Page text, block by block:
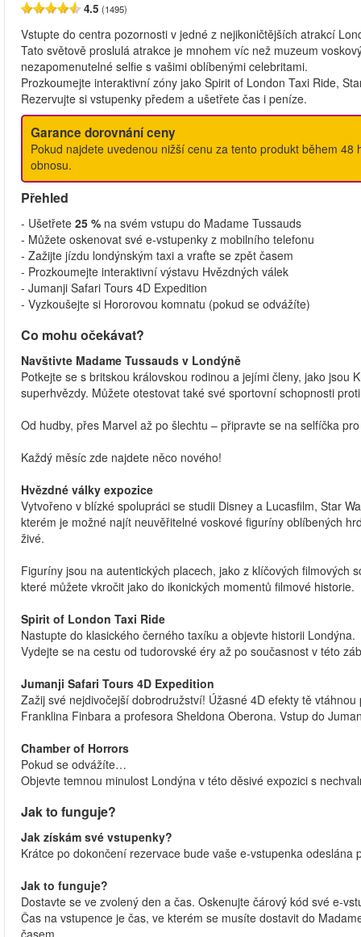
4.5 (1495)
Vstupte do centra pozornosti v jedné z nejikoničtějších atrakcí
Tato světově proslulá atrakce je mnohem víc než muzeum
nezapomenutelné selfie s vašimi oblíbenými celebritami.
Prozkoumejte interaktivní zóny jako Spirit of London Taxi Ride,
Rezervujte si vstupenky předem a ušetřete čas i peníze.
Garance dorovnání ceny
Pokud najdete uvedenou nižší cenu za tento produkt během
obnosu.
Přehled
- Ušetřete 25 % na svém vstupu do Madame Tussauds
- Můžete oskenovat své e-vstupenky z mobilního telefonu
- Zažijte jízdu londýnským taxi a vraťte se zpět časem
- Prozkoumejte interaktivní výstavu Hvězdných válek
- Jumanji Safari Tours 4D Expedition
- Vyzkoušejte si Hororovou komnatu (pokud se odvážíte)
Co mohu očekávat?
Navštivte Madame Tussauds v Londýně
Potkejte se s britskou královskou rodinou a jejími členy, jako jsou
superhvězdy. Můžete otestovat také své sportovní schopnosti
Od hudby, přes Marvel až po šlechtu – připravte se na selfíčka
Každý měsíc zde najdete něco nového!
Hvězdné války expozice
Vytvořeno v blízké spolupráci se studii Disney a Lucasfilm, Star
kterém je možné najít neuvěřitelné voskové figuríny oblíbených
živé.
Figuríny jsou na autentických placech, jako z klíčových
které můžete vkročit jako do ikonických momentů filmové historie.
Spirit of London Taxi Ride
Nastupte do klasického černého taxíku a objevte historii Londýna.
Vydejte se na cestu od tudorovské éry až po současnost v této
Jumanji Safari Tours 4D Expedition
Zažij své nejdivočejší dobrodružství! Úžasné 4D efekty tě
Franklina Finbara a profesora Sheldona Oberona. Vstup do
Chamber of Horrors
Pokud se odvážíte…
Objevte temnou minulost Londýna v této děsivé expozici s
Jak to funguje?
Jak získám své vstupenky?
Krátce po dokončení rezervace bude vaše e-vstupenka odeslána
Jak to funguje?
Dostavte se ve zvolený den a čas. Oskenujte čárový kód své e-
Čas na vstupence je čas, ve kterém se musíte dostavit do
časem.